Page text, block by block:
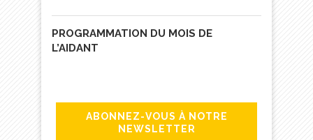
PROGRAMMATION DU MOIS DE
L’AIDANT
ABONNEZ-VOUS À NOTRE
NEWSLETTER